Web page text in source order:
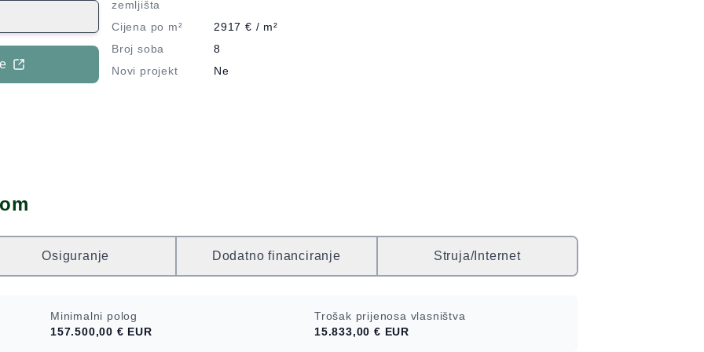
parceli od
dvije
druga na
prizemlju ima
i osam
krajolika.
zemljišta
Cijena po m² 2917 € / m²
Broj soba
8
Novi projekt
Ne
Osiguranje Dodatno financiranje Struja/Internet
Minimalni polog
157.500,00 € EUR
Trošak prijenosa vlasništva
15.833,00 € EUR